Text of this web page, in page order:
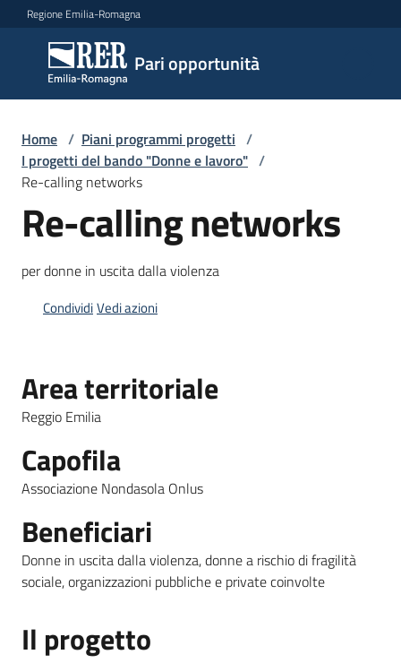
Vai al contenuto
Vai alla navigazione
Vai al footer
Regione Emilia-Romagna
Pari opportunità
Pari
opportunità
Argomenti
Novità
Servizi
Bandi
Programmi
Progetti
Seguici
su
Home / Piani programmi progetti /
I progetti del bando "Donne e lavoro" /
Re-calling networks
Re-calling networks
per donne in uscita dalla violenza
CondividiVedi azioni
Area territoriale
Reggio Emilia
Capofila
Associazione Nondasola Onlus
Beneficiari
Donne in uscita dalla violenza, donne a rischio di fragilità
sociale, organizzazioni pubbliche e private coinvolte
Il progetto